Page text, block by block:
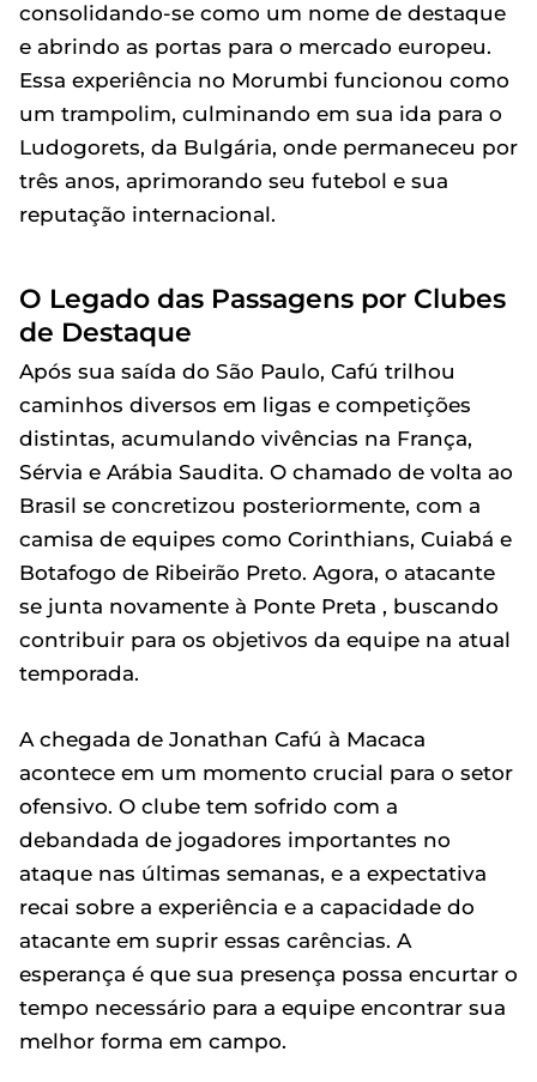
consolidando-se como um nome de destaque
e abrindo as portas para o mercado europeu.
Essa experiência no Morumbi funcionou como
um trampolim, culminando em sua ida para o
Ludogorets, da Bulgária, onde permaneceu por
três anos, aprimorando seu futebol e sua
reputação internacional.
O Legado das Passagens por Clubes
de Destaque
Após sua saída do São Paulo, Cafú trilhou
caminhos diversos em ligas e competições
distintas, acumulando vivências na França,
Sérvia e Arábia Saudita. O chamado de volta ao
Brasil se concretizou posteriormente, com a
camisa de equipes como Corinthians, Cuiabá e
Botafogo de Ribeirão Preto. Agora, o atacante
se junta novamente à Ponte Preta , buscando
contribuir para os objetivos da equipe na atual
temporada.
A chegada de Jonathan Cafú à Macaca
acontece em um momento crucial para o setor
ofensivo. O clube tem sofrido com a
debandada de jogadores importantes no
ataque nas últimas semanas, e a expectativa
recai sobre a experiência e a capacidade do
atacante em suprir essas carências. A
esperança é que sua presença possa encurtar o
tempo necessário para a equipe encontrar sua
melhor forma em campo.